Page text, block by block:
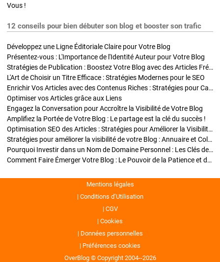
Vous !
12 conseils pour bien débuter son blog et booster son trafic
Développez une Ligne Éditoriale Claire pour Votre Blog
Présentez-vous : L'Importance de l'Identité Auteur pour Votre Blog
Stratégies de Publication : Boostez Votre Blog avec des Articles Fréquents et Exclusifs
L'Art de Choisir un Titre Efficace : Stratégies Modernes pour le SEO
Enrichir Vos Articles avec des Contenus Riches : Stratégies pour Captiver et Optimiser
Optimiser vos Articles grâce aux Liens
Engagez la Conversation pour Accroître la Visibilité de Votre Blog
Amplifiez la Portée de Votre Blog : Le partage est la clé du succès !
Optimisation SEO des Articles : Stratégies pour Améliorer la Visibilité de Votre Blog
Stratégies pour améliorer la visibilité de votre Blog : Annuaire et Collaborations
Pourquoi Investir dans un Nom de Domaine Personnel : Les Clés de la Réussite de Votre Blog
Comment Faire Émerger Votre Blog : Le Pouvoir de la Patience et de la Persévérance
Mentions légales
Conditions d’Utilisation
CGV
Cookies
Données personnelles
Préférences cookies
OverBlog © Copyright 2004--2026